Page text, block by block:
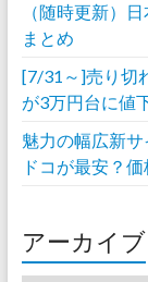
（随時更新）
まとめ
[7/31～]売り切
が3万円台に値
魅力の幅広新
ドコが最安？
アーカイブ